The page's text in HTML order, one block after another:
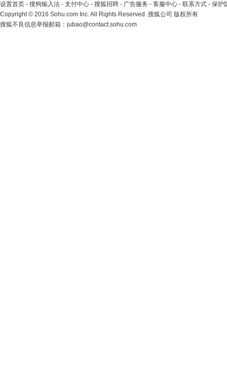
设置首页 - 搜狗输入法 - 支付中心 - 搜狐招聘 - 广告服务 - 客服中心 - 联系方式 - 保护
Copyright© 2016 Sohu.com Inc. All Rights Reserved. 搜狐公司 版权所有
搜狐不良信息举报邮箱： jubao@contact.sohu.com